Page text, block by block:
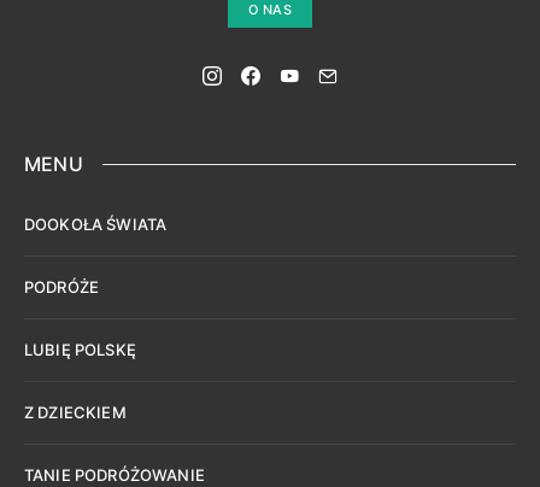
O NAS
MENU
DOOKOŁA ŚWIATA
PODRÓŻE
LUBIĘ POLSKĘ
Z DZIECKIEM
TANIE PODRÓŻOWANIE